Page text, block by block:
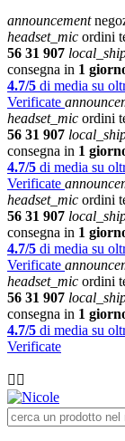
announcement
headset_mic ordini
56 31 907
consegna in 1
4.7/5 di media su
Verificate
headset_mic ordini
56 31 907
consegna in 1
4.7/5 di media su
Verificate
headset_mic ordini
56 31 907
consegna in 1
4.7/5 di media su
Verificate
headset_mic ordini
56 31 907
consegna in 1
4.7/5 di media su
Verificate
